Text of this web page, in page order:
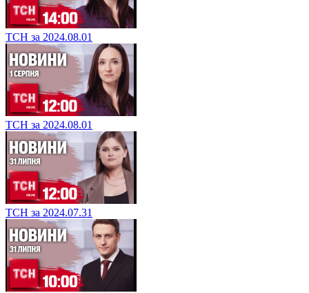
ТСН за 2024.08.01
ТСН за 2024.08.01
ТСН за 2024.07.31